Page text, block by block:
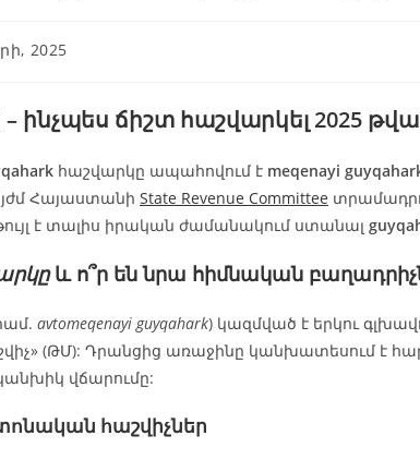
2025
ինչպես ճիշտ հաշվարկել 2025
հաշվարկը ապահովում է meqenayi
Հայաստանի State Revenue Committee
է տալիս իրական ժամանակում ստանալ
և ո՞ր են նրա հիմնական
avtomeqenayi guyqahark) կազմված է երկու
(ԹՄ): Դրանցից առաջինը կանխատեսում է
վճարումը:
հաշվիչներ